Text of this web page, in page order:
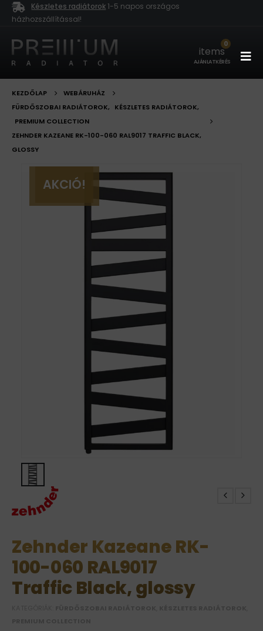
Készletes radiátorok 1-5 napos országos
házhozszállítással!
0
items
AJÁNLATKÉRÉS
KEZDŐLAP
WEBÁRUHÁZ
FÜRDŐSZOBAI RADIÁTOROK, KÉSZLETES RADIÁTOROK,
PREMIUM COLLECTION
ZEHNDER KAZEANE RK-100-060 RAL9017 TRAFFIC BLACK,
GLOSSY
AKCIÓ!
Zehnder Kazeane RK-
100-060 RAL9017
Traffic Black, glossy